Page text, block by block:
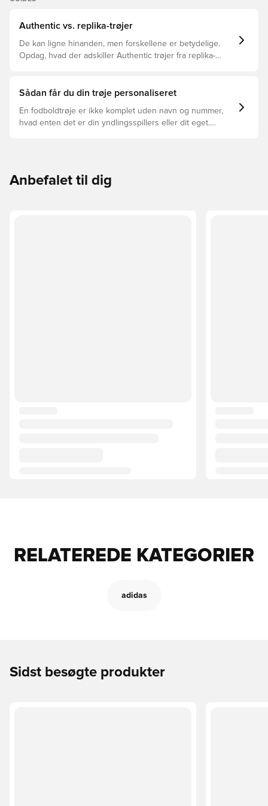
Authentic vs. replika-trøjer
De kan ligne hinanden, men forskellene er betydelige.
Opdag, hvad der adskiller Authentic trøjer fra replika-
Sådan får du din trøje personaliseret
En fodboldtrøje er ikke komplet uden navn og nummer,
hvad enten det er din yndlingsspillers eller dit eget.
Anbefalet til dig
RELATEREDE KATEGORIER
adidas
Sidst besøgte produkter